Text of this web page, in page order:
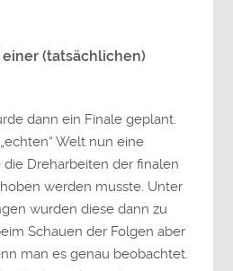
einer (tatsächlichen)
dann ein Finale geplant.
Welt nun eine
die Dreharbeiten der finalen
werden musste. Unter
wurden diese dann zu
Schauen der Folgen aber
man es genau beobachtet.